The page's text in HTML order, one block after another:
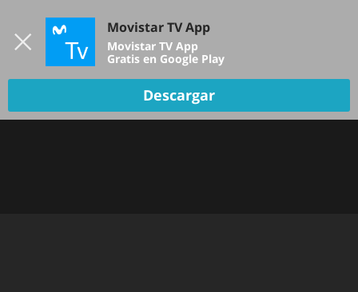
TV EN VIVO
Movistar TV App
Movistar TV App
Gratis en Google Play
Descargar